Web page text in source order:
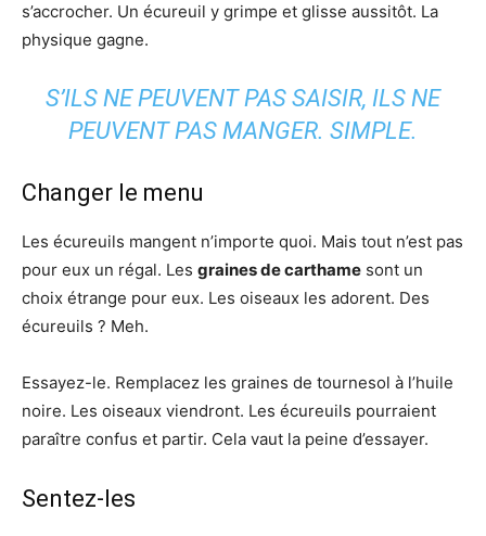
s’accrocher. Un écureuil y grimpe et glisse aussitôt. La
physique gagne.
S’ILS NE PEUVENT PAS SAISIR, ILS NE
PEUVENT PAS MANGER. SIMPLE.
Changer le menu
Les écureuils mangent n’importe quoi. Mais tout n’est pas
pour eux un régal. Les graines de carthame sont un
choix étrange pour eux. Les oiseaux les adorent. Des
écureuils ? Meh.
Essayez-le. Remplacez les graines de tournesol à l’huile
noire. Les oiseaux viendront. Les écureuils pourraient
paraître confus et partir. Cela vaut la peine d’essayer.
Sentez-les